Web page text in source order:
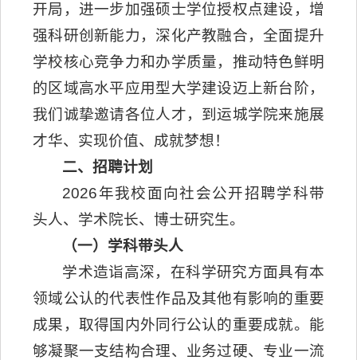
开局，进一步加强硕士学位授权点建设，增
强科研创新能力，深化产教融合，全面提升
学校核心竞争力和办学质量，推动特色鲜明
的区域高水平应用型大学建设迈上新台阶，
我们诚挚邀请各位人才，到运城学院来施展
才华、实现价值、成就梦想！
二、招聘计划
2026年我校面向社会公开招聘学科带
头人、学术院长、博士研究生。
（一）学科带头人
学术造诣高深，在科学研究方面具有本
领域公认的代表性作品及其他有影响的重要
成果，取得国内外同行公认的重要成就。能
够凝聚一支结构合理、业务过硬、专业一流